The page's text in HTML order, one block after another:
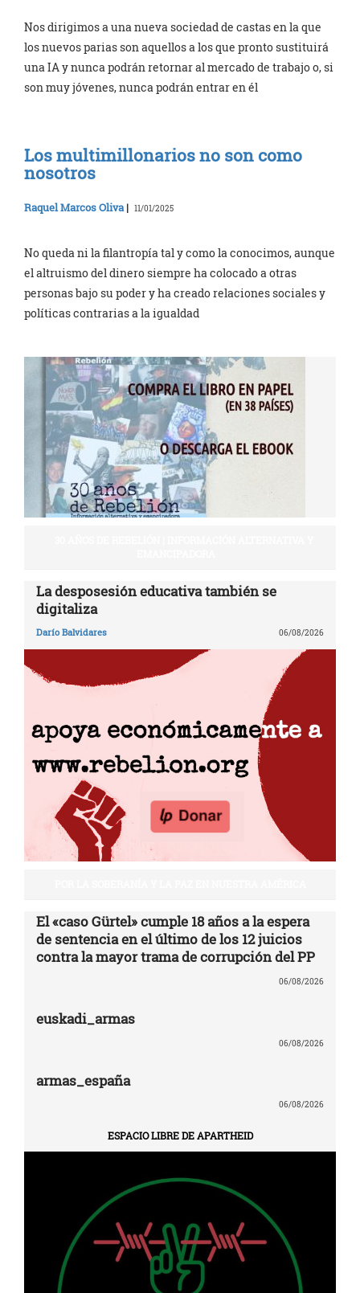
Nos dirigimos a una nueva sociedad de castas en la que
los nuevos parias son aquellos a los que pronto sustituirá
una IA y nunca podrán retornar al mercado de trabajo o, si
son muy jóvenes, nunca podrán entrar en él
Los multimillonarios no son como
nosotros
Raquel Marcos Oliva | 11/01/2025
No queda ni la filantropía tal y como la conocimos, aunque
el altruismo del dinero siempre ha colocado a otras
personas bajo su poder y ha creado relaciones sociales y
políticas contrarias a la igualdad
La desposesión educativa también se
digitaliza
Darío Balvidares 06/08/2026
El «caso Gürtel» cumple 18 años a la espera
de sentencia en el último de los 12 juicios
contra la mayor trama de corrupción del PP
06/08/2026
euskadi_armas
06/08/2026
armas_españa
06/08/2026
ESPACIO LIBRE DE APARTHEID